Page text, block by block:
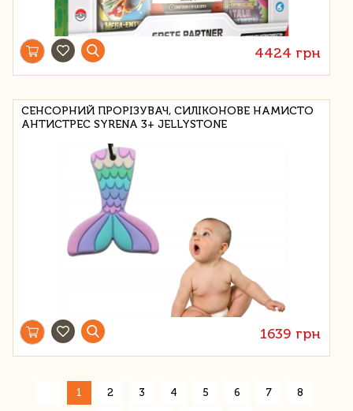
4424 грн
СЕНСОРНИЙ ПРОРІЗУВАЧ, СИЛІКОНОВЕ НАМИСТО
АНТИСТРЕС SYRENA 3+ JELLYSTONE
1639 грн
1 2 3 4 5 6 7 8